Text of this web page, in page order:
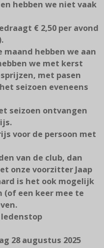
hebben we niet vaak
€ 2,50 per avond
maand hebben we aan
we met kerst
met pasen
seizoen eveneens
seizoen ontvangen
voor de persoon met
van de club, dan
onze voorzitter Jaap
is het ook mogelijk
(of een keer mee te
28 augustus 2025